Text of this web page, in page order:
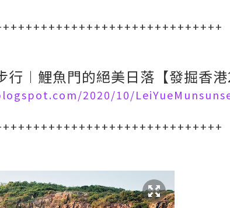
行︱鯉魚門的絕美日落【發掘香港
2020/10/